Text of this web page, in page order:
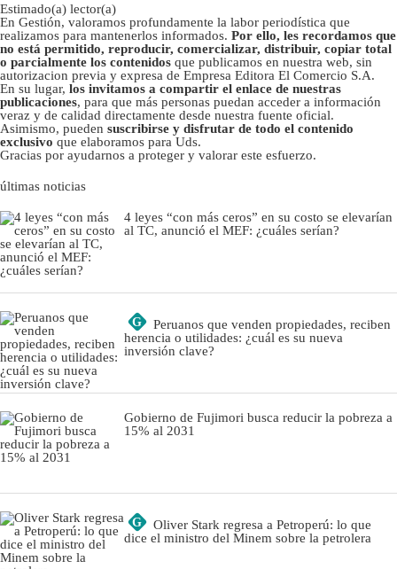
Estimado(a) lector(a)
En Gestión, valoramos profundamente la labor periodística que
realizamos para mantenerlos informados. Por ello, les recordamos que
no está permitido, reproducir, comercializar, distribuir, copiar total
o parcialmente los contenidos que publicamos en nuestra web, sin
autorizacion previa y expresa de Empresa Editora El Comercio S.A.
En su lugar, los invitamos a compartir el enlace de nuestras
publicaciones, para que más personas puedan acceder a información
veraz y de calidad directamente desde nuestra fuente oficial.
Asimismo, pueden suscribirse y disfrutar de todo el contenido
exclusivo que elaboramos para Uds.
Gracias por ayudarnos a proteger y valorar este esfuerzo.
últimas noticias
4 leyes “con más ceros” en su costo se elevarían
al TC, anunció el MEF: ¿cuáles serían?
G
Peruanos que venden propiedades, reciben
herencia o utilidades: ¿cuál es su nueva
inversión clave?
Gobierno de Fujimori busca reducir la pobreza a
15% al 2031
G
Oliver Stark regresa a Petroperú: lo que
dice el ministro del Minem sobre la petrolera